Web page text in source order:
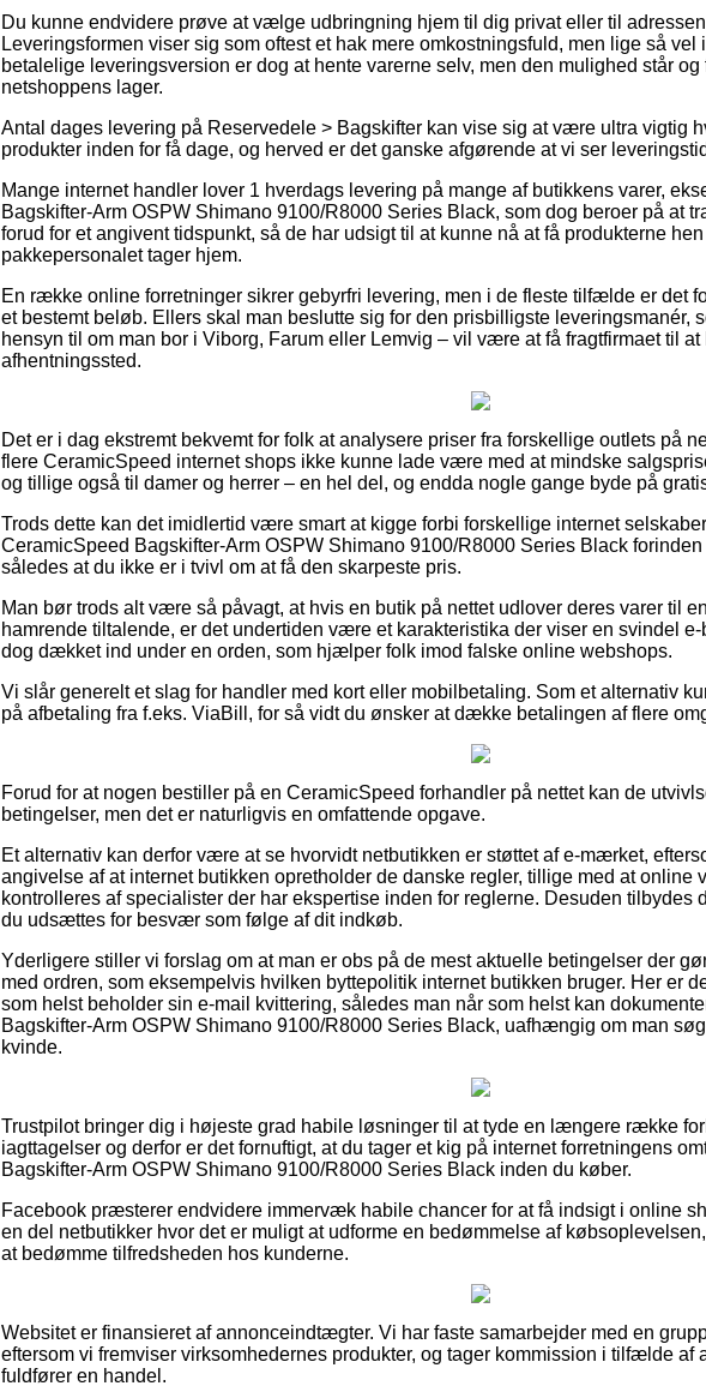
Du kunne endvidere prøve at vælge udbringning hjem til dig privat eller til
Leveringsformen viser sig som oftest et hak mere omkostningsfuld, men lige så vel
betalelige leveringsversion er dog at hente varerne selv, men den mulighed står
netshoppens lager.
Antal dages levering på Reservedele > Bagskifter kan vise sig at være ultra vigtig
produkter inden for få dage, og herved er det ganske afgørende at vi ser
Mange internet handler lover 1 hverdags levering på mange af butikkens varer,
Bagskifter-Arm OSPW Shimano 9100/R8000 Series Black, som dog beroer på at
forud for et angivent tidspunkt, så de har udsigt til at kunne nå at få produkterne
pakkepersonalet tager hjem.
En række online forretninger sikrer gebyrfri levering, men i de fleste tilfælde er det
et bestemt beløb. Ellers skal man beslutte sig for den prisbilligste leveringsmanér,
hensyn til om man bor i Viborg, Farum eller Lemvig – vil være at få fragtfirmaet til
afhentningssted.
Det er i dag ekstremt bekvemt for folk at analysere priser fra forskellige outlets på
flere CeramicSpeed internet shops ikke kunne lade være med at mindske
og tillige også til damer og herrer – en hel del, og endda nogle gange byde på
Trods dette kan det imidlertid være smart at kigge forbi forskellige internet
CeramicSpeed Bagskifter-Arm OSPW Shimano 9100/R8000 Series Black
således at du ikke er i tvivl om at få den skarpeste pris.
Man bør trods alt være så påvagt, at hvis en butik på nettet udlover deres varer til
hamrende tiltalende, er det undertiden være et karakteristika der viser en svindel
dog dækket ind under en orden, som hjælper folk imod falske online webshops.
Vi slår generelt et slag for handler med kort eller mobilbetaling. Som et alternativ
på afbetaling fra f.eks. ViaBill, for så vidt du ønsker at dække betalingen af flere
Forud for at nogen bestiller på en CeramicSpeed forhandler på nettet kan de
betingelser, men det er naturligvis en omfattende opgave.
Et alternativ kan derfor være at se hvorvidt netbutikken er støttet af e-mærket,
angivelse af at internet butikken opretholder de danske regler, tillige med at online
kontrolleres af specialister der har ekspertise inden for reglerne. Desuden tilbydes
du udsættes for besvær som følge af dit indkøb.
Yderligere stiller vi forslag om at man er obs på de mest aktuelle betingelser der
med ordren, som eksempelvis hvilken byttepolitik internet butikken bruger. Her er
som helst beholder sin e-mail kvittering, således man når som helst kan
Bagskifter-Arm OSPW Shimano 9100/R8000 Series Black, uafhængig om man
kvinde.
Trustpilot bringer dig i højeste grad habile løsninger til at tyde en længere række
iagttagelser og derfor er det fornuftigt, at du tager et kig på internet forretningens
Bagskifter-Arm OSPW Shimano 9100/R8000 Series Black inden du køber.
Facebook præsterer endvidere immervæk habile chancer for at få indsigt i online
en del netbutikker hvor det er muligt at udforme en bedømmelse af
at bedømme tilfredsheden hos kunderne.
Websitet er finansieret af annonceindtægter. Vi har faste samarbejder med en
eftersom vi fremviser virksomhedernes produkter, og tager kommission i tilfælde af
fuldfører en handel.